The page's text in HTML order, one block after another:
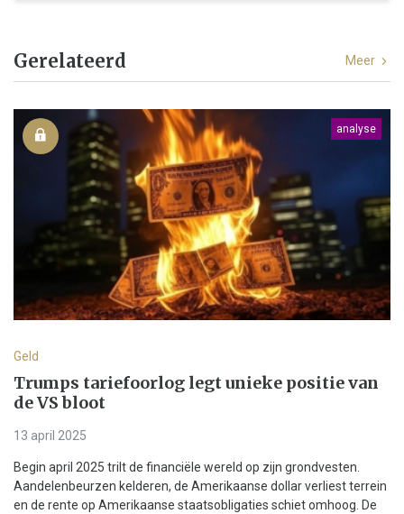
Gerelateerd Meer
analyse
Geld
Trumps tariefoorlog legt unieke positie van
de VS bloot
13 april 2025
Begin april 2025 trilt de financiële wereld op zijn grondvesten.
Aandelenbeurzen kelderen, de Amerikaanse dollar verliest terrein
en de rente op Amerikaanse staatsobligaties schiet omhoog. De